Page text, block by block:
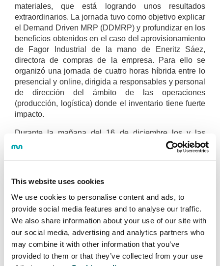
This website uses cookies
We use cookies to personalise content and ads, to
provide social media features and to analyse our traffic.
We also share information about your use of our site with
our social media, advertising and analytics partners who
may combine it with other information that you’ve
provided to them or that they’ve collected from your use
materiales, que está logrando unos resultados
extraordinarios. La jornada tuvo como objetivo explicar
el Demand Driven MRP (DDMRP) y profundizar en los
beneficios obtenidos en el caso del aprovisionamiento
de Fagor Industrial de la mano de Eneritz Sáez,
directora de compras de la empresa. Para ello se
organizó una jornada de cuatro horas híbrida entre lo
presencial y online, dirigida a responsables y personal
de dirección del ámbito de las operaciones
(producción, logística) donde el inventario tiene fuerte
impacto.
Durante la mañana del 16 de diciembre los y las
participantes tuvieron la oportunidad de conocer el
DDMRP, un componente de un concepto de empresa
como un modelo de gestión completo que habilita a
las organizaciones para anticipar cambios en el
mercado, adaptarse a los entornos complejos y
volátiles y desarrollar estrategias de innovación
orientadas por el mercado.
Transferencia de conocimiento